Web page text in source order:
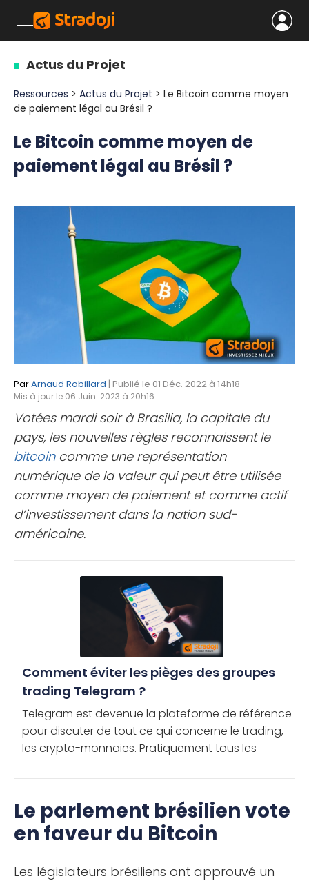
Actus du Projet
Ressources > Actus du Projet > Le Bitcoin comme moyen
de paiement légal au Brésil ?
Le Bitcoin comme moyen de
paiement légal au Brésil ?
ParArnaud Robillard | Publié le 01 Déc. 2022 à 14h18
Mis à jour le 06 Juin. 2023 à 20h16
Votées mardi soir à Brasilia, la capitale du
pays, les nouvelles règles reconnaissent le
bitcoincomme une représentation
numérique de la valeur qui peut être utilisée
comme moyen de paiement et comme actif
d’investissement dans la nation sud-
américaine.
Comment éviter les pièges des groupes
trading Telegram ?
Telegram est devenue la plateforme de référence
pour discuter de tout ce qui concerne le trading,
les crypto-monnaies. Pratiquement tous les
Le parlement brésilien vote
en faveur du Bitcoin
Les législateurs brésiliens ont approuvé un